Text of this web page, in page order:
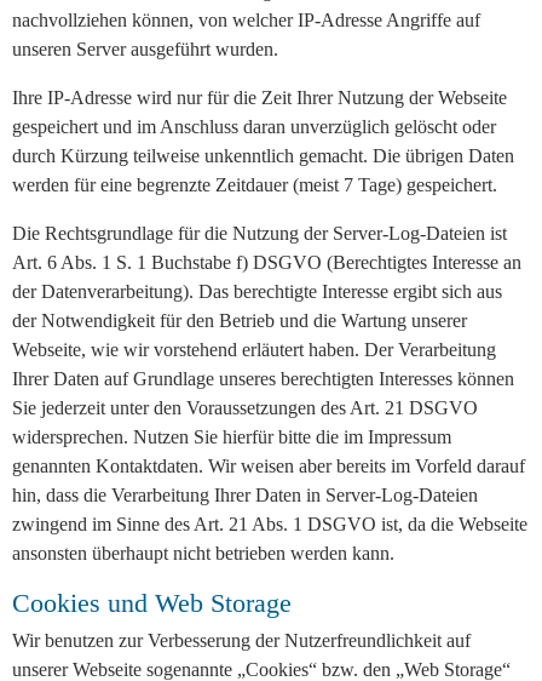
nachvollziehen können, von welcher IP-Adresse Angriffe auf
unseren Server ausgeführt wurden.
Ihre IP-Adresse wird nur für die Zeit Ihrer Nutzung der Webseite
gespeichert und im Anschluss daran unverzüglich gelöscht oder
durch Kürzung teilweise unkenntlich gemacht. Die übrigen Daten
werden für eine begrenzte Zeitdauer (meist 7 Tage) gespeichert.
Die Rechtsgrundlage für die Nutzung der Server-Log-Dateien ist
Art. 6 Abs. 1 S. 1 Buchstabe f) DSGVO (Berechtigtes Interesse an
der Datenverarbeitung). Das berechtigte Interesse ergibt sich aus
der Notwendigkeit für den Betrieb und die Wartung unserer
Webseite, wie wir vorstehend erläutert haben. Der Verarbeitung
Ihrer Daten auf Grundlage unseres berechtigten Interesses können
Sie jederzeit unter den Voraussetzungen des Art. 21 DSGVO
widersprechen. Nutzen Sie hierfür bitte die im Impressum
genannten Kontaktdaten. Wir weisen aber bereits im Vorfeld darauf
hin, dass die Verarbeitung Ihrer Daten in Server-Log-Dateien
zwingend im Sinne des Art. 21 Abs. 1 DSGVO ist, da die Webseite
ansonsten überhaupt nicht betrieben werden kann.
Cookies und Web Storage
Wir benutzen zur Verbesserung der Nutzerfreundlichkeit auf
unserer Webseite sogenannte „Cookies“ bzw. den „Web Storage“